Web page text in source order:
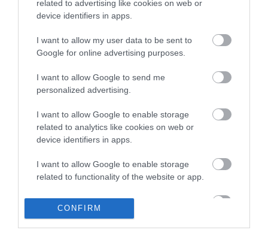
related to advertising like cookies on web or
device identifiers in apps.
I want to allow my user data to be sent to
Google for online advertising purposes.
I want to allow Google to send me
personalized advertising.
I want to allow Google to enable storage
related to analytics like cookies on web or
device identifiers in apps.
I want to allow Google to enable storage
related to functionality of the website or app.
I want to allow Google to enable storage
related to personalization.
CONFIRM
beilleszkedést a gyermek számára. Megfelelő rutinjukkal ők is
kiderítik az első időszakban, mely diákoknak sikerült könnyebben
a váltás, és kik azok, akik nagyobb segítséget igényelnek.
A gyermek aggodalmai nem múlnak el egyik napról a másikra,
időt vesz igénybe a dolgok új rendjének elfogadása. De egy hónap
Azok a gyerekek, akiknek extrasegítségre van szükségük,
általában tipikus tüneteket mutatnak:
alvással, visszatérő gyomorfájásról számolnak be.
álmok gyötrik őket, étvágytalanok, viselkedésük makacs,
akaratos, önfejű, követelőző lehet.
ugyanúgy fennállhatnak.
öltözködésem?"Náluk is megfigyelhető, hogy egyre kevésbé